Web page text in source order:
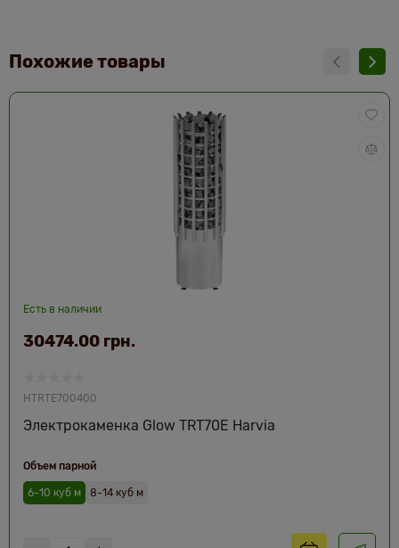
Похожие товары
Есть в наличии
HTRTE700400
Электрокаменка Glow TRT70E Harvia
30474.00 грн.
Объем парной
6-10 куб м 8-14 куб м